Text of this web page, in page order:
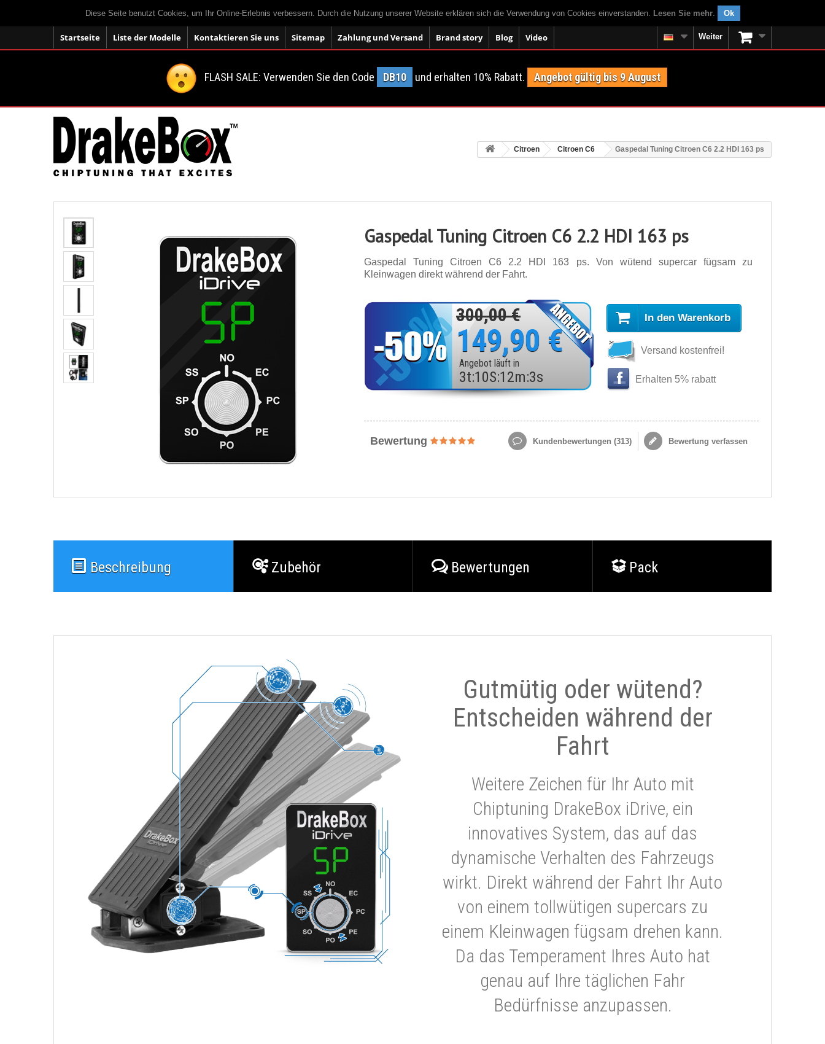
Diese Seite benutzt Cookies, um Ihr Online-Erlebnis verbessern. Durch die Nutzung unserer Website erklären sich die Verwendung von Cookies einverstanden. Lesen Sie mehr. Ok
Startseite Liste der Modelle Kontaktieren Sie uns Sitemap Zahlung und Versand Brand story Blog Video Weiter
FLASH SALE: Verwenden Sie den Code DB10 und erhalten 10% Rabatt. Angebot gültig bis 9 August
Citroen Citroen C6 Gaspedal Tuning Citroen C6 2.2 HDI 163 ps
Gaspedal Tuning Citroen C6 2.2 HDI 163 ps
Gaspedal Tuning Citroen C6 2.2 HDI 163 ps. Von wütend supercar fügsam zu
Kleinwagen direkt während der Fahrt.
300,00 €
149,90 €
Angebot läuft in
3t:10S:12m:1s
In den Warenkorb
Versand kostenfrei!
Erhalten 5% rabatt
Bewertung Kundenbewertungen (313) Bewertung verfassen
Beschreibung Zubehör Bewertungen Pack
Gutmütig oder wütend?
Entscheiden während der
Fahrt
Weitere Zeichen für Ihr Auto mit
Chiptuning DrakeBox iDrive, ein
innovatives System, das auf das
dynamische Verhalten des Fahrzeugs
wirkt. Direkt während der Fahrt Ihr Auto
von einem tollwütigen supercars zu
einem Kleinwagen fügsam drehen kann.
Da das Temperament Ihres Auto hat
genau auf Ihre täglichen Fahr
Bedürfnisse anzupassen.